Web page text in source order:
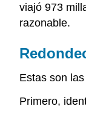
viajó 973
razonable.
Estas son
Primero,